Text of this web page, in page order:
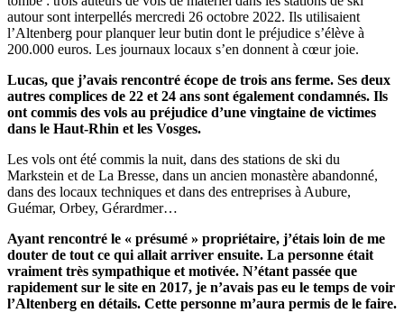
autour sont interpellés mercredi 26 octobre 2022. Ils utilisaient
l’Altenberg pour planquer leur butin dont le préjudice s’élève à
200.000 euros. Les journaux locaux s’en donnent à cœur joie.
Lucas, que j’avais rencontré écope de trois ans ferme. Ses deux
autres complices de 22 et 24 ans sont également condamnés. Ils
ont commis des vols au préjudice d’une vingtaine de victimes
dans le Haut-Rhin et les Vosges.
Les vols ont été commis la nuit, dans des stations de ski du
Markstein et de La Bresse, dans un ancien monastère abandonné,
dans des locaux techniques et dans des entreprises à Aubure,
Guémar, Orbey, Gérardmer…
Ayant rencontré le « présumé » propriétaire, j’étais loin de me
douter de tout ce qui allait arriver ensuite. La personne était
vraiment très sympathique et motivée. N’étant passée que
rapidement sur le site en 2017, je n’avais pas eu le temps de voir
l’Altenberg en détails. Cette personne m’aura permis de le faire.